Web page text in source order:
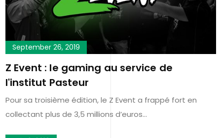
September 26, 2019
Z Event : le gaming au service de
l'institut Pasteur
Pour sa troisième édition, le Z Event a frappé fort en
collectant plus de 3,5 millions d’euros…